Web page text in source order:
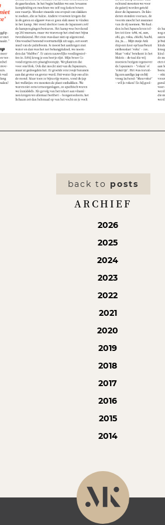
back to posts
ARCHIEF
2026
2025
2024
2023
2022
2021
2020
2019
2018
2017
2016
2015
2014